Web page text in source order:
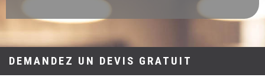
DEMANDEZ UN DEVIS GRATUIT